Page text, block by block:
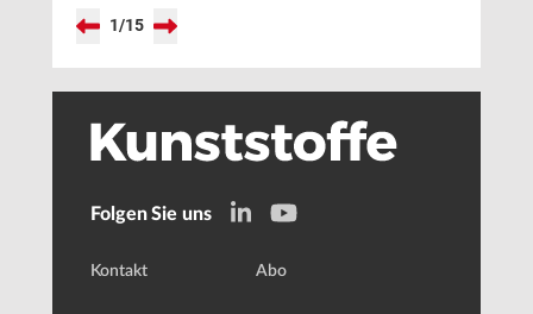
1/15
Folgen Sie uns
Kontakt Abo